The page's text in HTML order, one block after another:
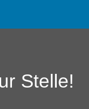
Stelle!